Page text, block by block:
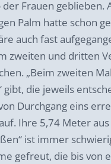
Frauen geblieben.
Palm hatte schon
auch fast
zweiten und dritten
„Beim zweiten
die jeweils
Durchgang eins
Ihre 5,74 Meter
ist immer
gefreut, die bis von